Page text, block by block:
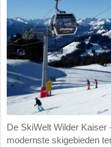
De SkiWelt Wilder Kaiser
modernste skigebieden